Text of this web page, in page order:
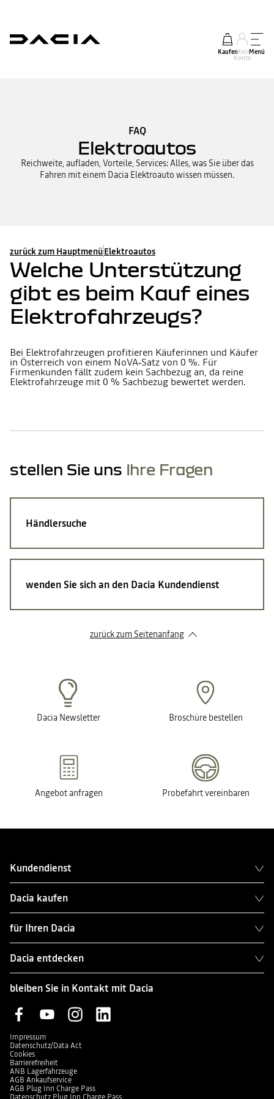
KaufenMein
Konto
Menü
FAQ
Elektroautos
Reichweite, aufladen, Vorteile, Services: Alles, was Sie über das
Fahren mit einem Dacia Elektroauto wissen müssen.
zurück zum Hauptmenü Elektroautos
Welche Unterstützung
gibt es beim Kauf eines
Elektrofahrzeugs?
Bei Elektrofahrzeugen profitieren Käuferinnen und Käufer
in Österreich von einem NoVA‑Satz von 0 %. Für
Firmenkunden fällt zudem kein Sachbezug an, da reine
Elektrofahrzeuge mit 0 % Sachbezug bewertet werden.
stellen Sie uns Ihre Fragen
Händlersuche
wenden Sie sich an den Dacia Kundendienst
zurück zum Seitenanfang
Dacia Newsletter Broschüre bestellen
Angebot anfragen Probefahrt vereinbaren
Kundendienst
Dacia kaufen
für Ihren Dacia
Dacia entdecken
bleiben Sie in Kontakt mit Dacia
Impressum
Datenschutz/Data Act
Cookies
Barrierefreiheit
ANB Lagerfahrzeuge
AGB Ankaufservice
AGB Plug Inn Charge Pass